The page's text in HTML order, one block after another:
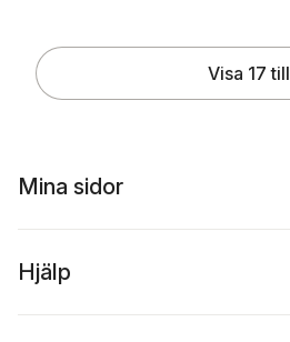
Visa 17 till
Mina sidor
Hjälp